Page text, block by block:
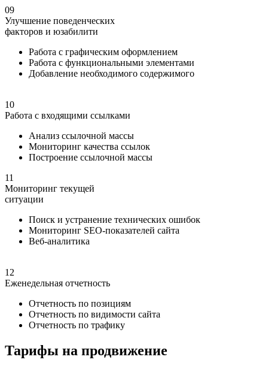
09
Улучшение поведенческих
факторов и юзабилити
Работа с графическим оформлением
Работа с функциональными элементами
Добавление необходимого содержимого
10
Работа с входящими ссылками
Анализ ссылочной массы
Мониторинг качества ссылок
Построение ссылочной массы
11
Мониторинг текущей
ситуации
Поиск и устранение технических ошибок
Мониторинг SEO-показателей сайта
Веб-аналитика
12
Еженедельная отчетность
Отчетность по позициям
Отчетность по видимости сайта
Отчетность по трафику
Тарифы на продвижение